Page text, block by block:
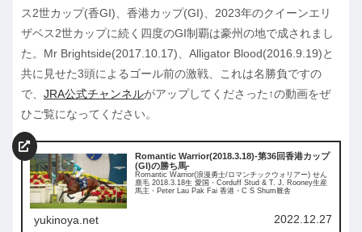
ス2世カップ(香GI)、香港カップ(GI)、2023年のクイーンエリ
ザベス2世カップに続く四度のGI制覇は豪州の地で成されまし
た。Mr Brightside(2017.10.17)、Alligator Blood(2016.9.19)と
共に見せた3頭によるゴール前の激戦、これは名勝負ですの
で、 JRA公式チャンネルがアップしてくださった↑の動画をぜ
ひご覧になってください。
Romantic Warrior(2018.3.18)-第36回香港カップ
(GI)の勝ち馬-
Romantic Warrior(浪漫勇士/ロマンチックウォリアー) せん
鹿毛 2018.3.18生 愛国・Corduff Stud & T. J. Rooney生産
馬主・Peter Lau Pak Fai 香港・C S Shum厩舎
yukinoya.net 2022.12.27